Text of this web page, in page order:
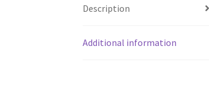
Description
Additional information